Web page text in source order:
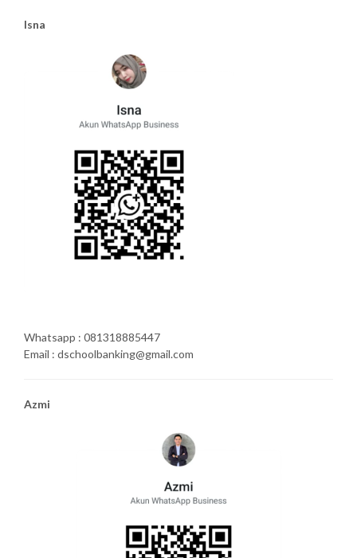
Isna
Whatsapp : 081318885447
Email : dschoolbanking@gmail.com
Azmi